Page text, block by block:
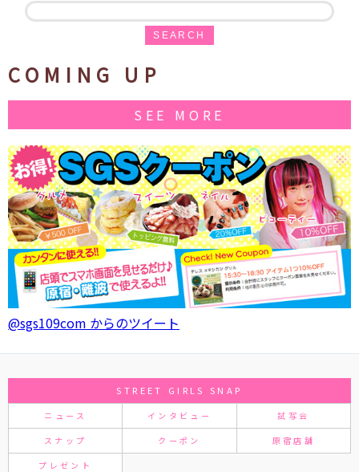
SEARCH
COMING UP
SEE MORE
@sgs109com からのツイート
STREET GIRLS SNAP
ニュース インタビュー 試写会
スナップ クーポン 原宿店舗
プレゼント